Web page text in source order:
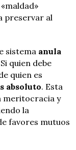
preservar al
sistema anula
quien debe
quien es
absoluto. Esta
meritocracia y
la
favores mutuos